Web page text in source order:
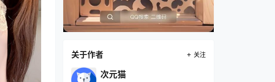
关于作者 关注
次元猫